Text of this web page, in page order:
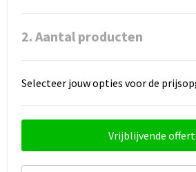
2. Aantal producten
Selecteer jouw opties voor de
Vrijblijvende